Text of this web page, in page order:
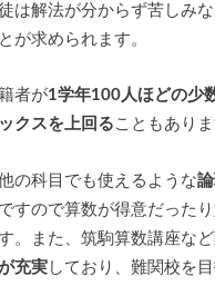
は解法が分からず苦しみ
が求められます。
者が1学年100人ほどの少
クスを上回る こともありま
の科目でも使えるような
すので算数が得意だった
。また、筑駒算数講座など
充実しており、難関校を